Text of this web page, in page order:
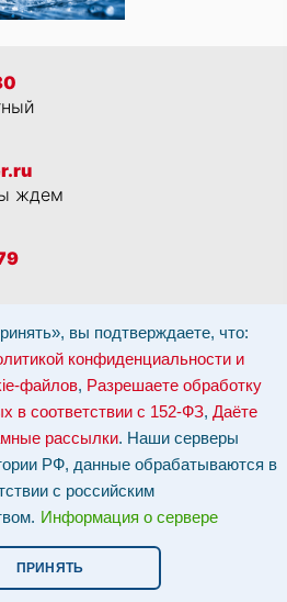
вы подтверждаете, что:
конфиденциальности и
файлов, Разрешаете обработку
в соответствии с 152-ФЗ, Даёте
рассылки. Наши серверы
РФ, данные обрабатываются в
с российским
Информация о сервере
ПРИНЯТЬ
ждем
и обращаясь к нам, вы:Соглашаетесь с
и использованием cookie-файлов,
данных в соответствии с 152-ФЗ
.
персональных данных: по эл-почте:
800 551 30 80
РФ, данные обрабатываются в
Информация о сервере и
характер и не является